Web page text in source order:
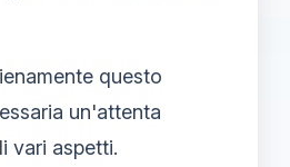
questo
un'attenta
vari aspetti.